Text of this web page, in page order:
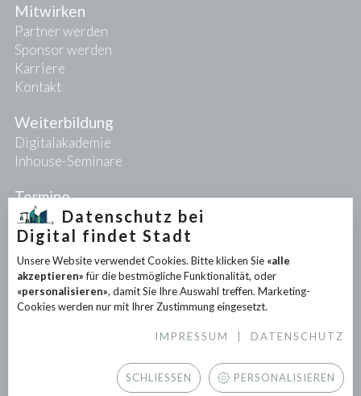
Mitwirken
Partner werden
Sponsor werden
Karriere
Kontakt
Weiterbildung
Digitalakademie
Inhouse-Seminare
Termine
Projekte
PIONEER-Projekte
Forschungsprojekte
Partnerprojekte
Datenschutz bei
Digital findet Stadt
Unsere Website verwendet Cookies. Bitte klicken Sie «alle
akzeptieren»für die bestmögliche Funktionalität, oder
«personalisieren», damit Sie Ihre Auswahl treffen. Marketing-
Cookies werden nur mit Ihrer Zustimmung eingesetzt.
IMPRESSUM DATENSCHUTZ
SCHLIESSEN PERSONALISIEREN